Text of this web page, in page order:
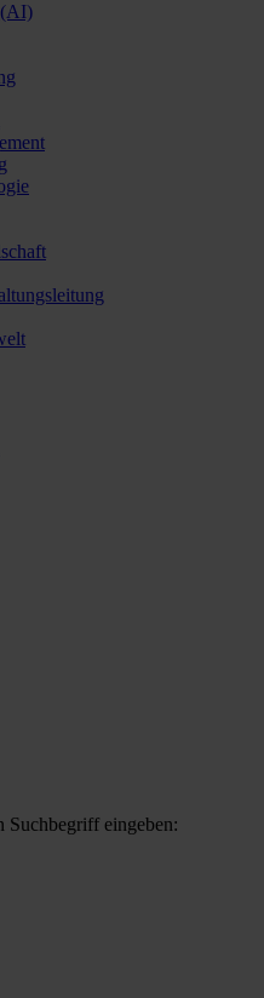
(AI)
Suchbegriff eingeben: